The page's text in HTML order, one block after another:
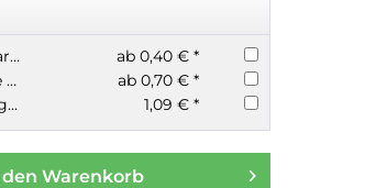
Heftumschlag A4 Plastik transparente Farben
ab 0,40 € *
Heftschoner A4 Plastik gedeckte Farben
ab 0,70 € *
Herma Heftschoner A4 Recycling Papier
1,09 € *
Warenkorb